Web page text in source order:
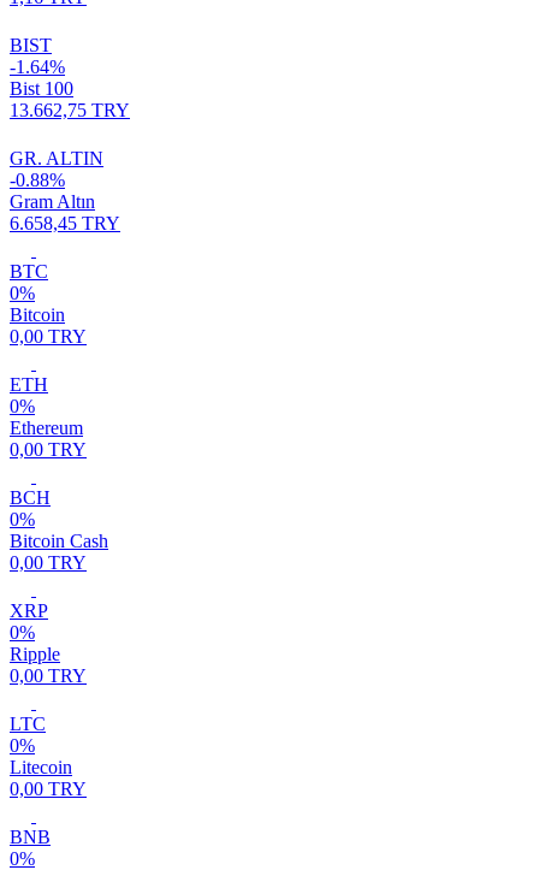
BIST
-1.64%
Bist 100
13.662,75 TRY
GR. ALTIN
-0.88%
Gram Altın
6.658,45 TRY
BTC
0%
Bitcoin
0,00 TRY
ETH
0%
Ethereum
0,00 TRY
BCH
0%
Bitcoin Cash
0,00 TRY
XRP
0%
Ripple
0,00 TRY
LTC
0%
Litecoin
0,00 TRY
BNB
0%